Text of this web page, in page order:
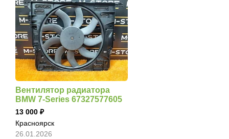
Вентилятор радиатора
BMW 7-Series 67327577605
13 000
Красноярск
26.01.2026